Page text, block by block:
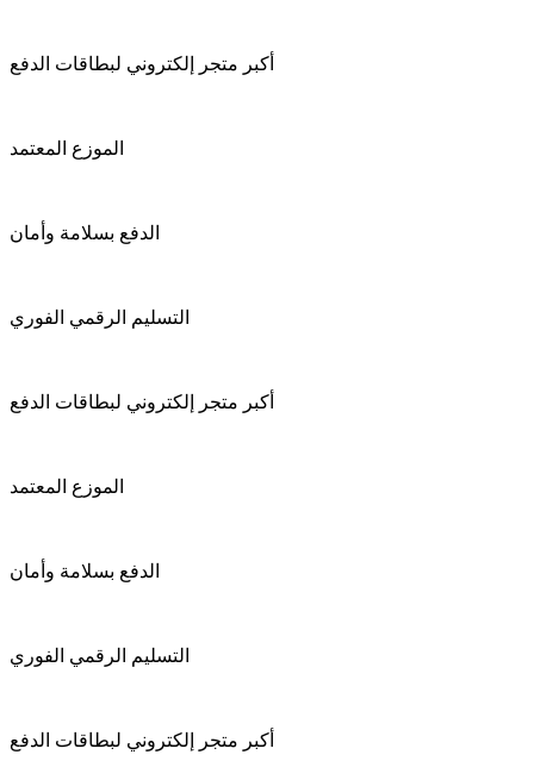
أكبر متجر إلكتروني لبطاقات الدفع
الموزع المعتمد
الدفع بسلامة وأمان
التسليم الرقمي الفوري
أكبر متجر إلكتروني لبطاقات الدفع
الموزع المعتمد
الدفع بسلامة وأمان
التسليم الرقمي الفوري
أكبر متجر إلكتروني لبطاقات الدفع